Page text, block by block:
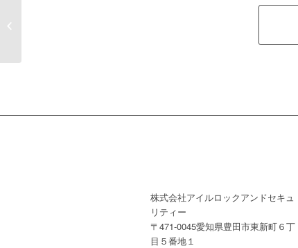
株式会社アイルロックアンドセキュ
リティー
〒471-0045愛知県豊田市東新町６丁
目５番地１